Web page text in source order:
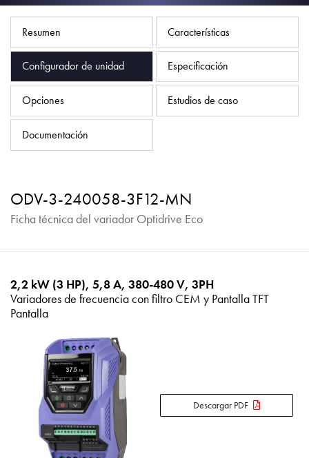
Resumen Características
Configurador de unidad Especificación
Opciones Estudios de caso
Documentación
ODV-3-240058-3F12-MN
Ficha técnica del variador Optidrive Eco
2,2 kW (3 HP), 5,8 A, 380-480 V, 3PH
Variadores de frecuencia con filtro CEM y Pantalla TFT
Pantalla
Descargar PDF
Política de privacidad
Mapa del sitio
iSource